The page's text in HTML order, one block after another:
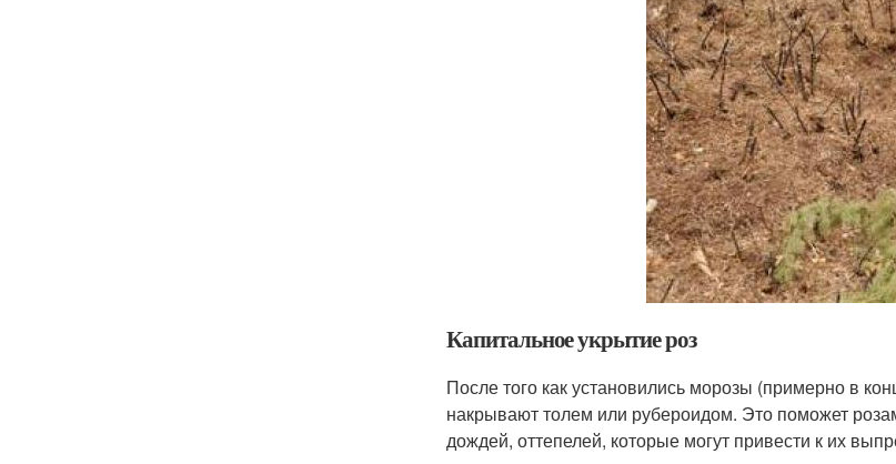
Капитальное укрытие роз
После того как установились морозы (примерно в
накрывают толем или рубероидом. Это поможет
дождей, оттепелей, которые могут привести к их